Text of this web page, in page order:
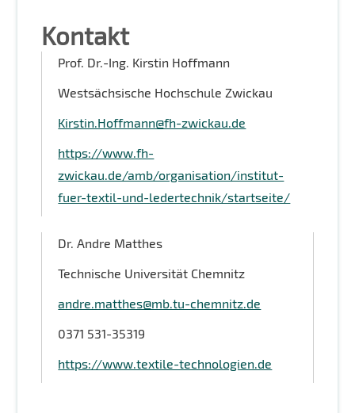
Kontakt
Prof. Dr.-Ing. Kirstin Hoffmann
Westsächsische Hochschule Zwickau
Kirstin.Hoffmann@fh-zwickau.de
https://www.fh-
zwickau.de/amb/organisation/institut-
fuer-textil-und-ledertechnik/startseite/
Dr. Andre Matthes
Technische Universität Chemnitz
andre.matthes@mb.tu-chemnitz.de
0371 531-35319
https://www.textile-technologien.de